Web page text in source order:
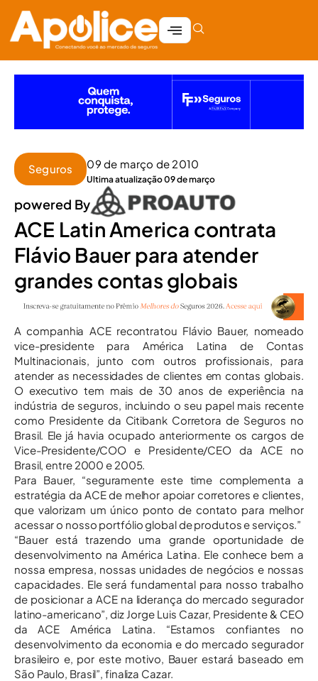
Seguros 09 de março de 2010
Ultima atualização 09 de março
powered By
ACE Latin America contrata
Flávio Bauer para atender
grandes contas globais
A companhia ACE recontratou Flávio Bauer, nomeado
vice-presidente para América Latina de Contas
Multinacionais, junto com outros profissionais, para
atender as necessidades de clientes em contas globais.
O executivo tem mais de 30 anos de experiência na
indústria de seguros, incluindo o seu papel mais recente
como Presidente da Citibank Corretora de Seguros no
Brasil. Ele já havia ocupado anteriormente os cargos de
Vice-Presidente/COO e Presidente/CEO da ACE no
Brasil, entre 2000 e 2005.
Para Bauer, “seguramente este time complementa a
estratégia da ACE de melhor apoiar corretores e clientes,
que valorizam um único ponto de contato para melhor
acessar o nosso portfólio global de produtos e serviços.”
“Bauer está trazendo uma grande oportunidade de
desenvolvimento na América Latina. Ele conhece bem a
nossa empresa, nossas unidades de negócios e nossas
capacidades. Ele será fundamental para nosso trabalho
de posicionar a ACE na liderança do mercado segurador
latino-americano”, diz Jorge Luis Cazar, Presidente & CEO
da ACE América Latina. “Estamos confiantes no
desenvolvimento da economia e do mercado segurador
brasileiro e, por este motivo, Bauer estará baseado em
São Paulo, Brasil”, finaliza Cazar.